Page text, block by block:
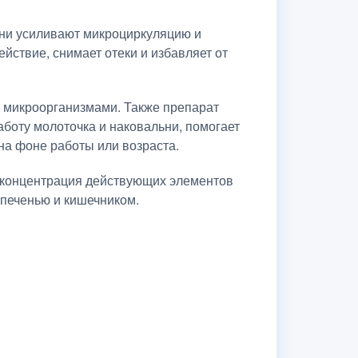
усиливают микроциркуляцию и
снимает отеки и избавляет от
Также препарат
молоточка и наковальни, помогает
фоне работы или возраста.
действующих элементов
и кишечником.